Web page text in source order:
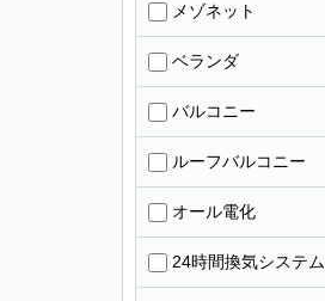
メゾネット
ベランダ
バルコニー
ルーフバルコニー
オール電化
24時間換気システム